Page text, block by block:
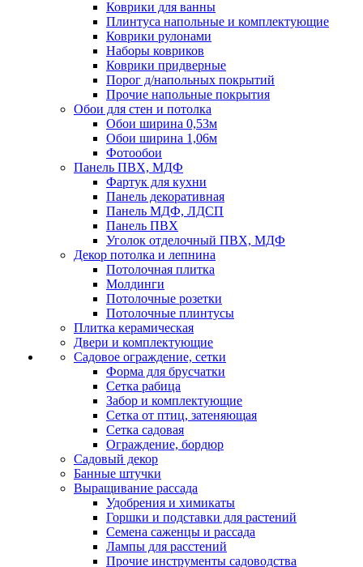
Коврики для ванны
Плинтуса напольные и комплектующие
Коврики рулонами
Наборы ковриков
Коврики придверные
Порог д/напольных покрытий
Прочие напольные покрытия
Обои для стен и потолка
Обои ширина 0,53м
Обои ширина 1,06м
Фотообои
Панель ПВХ, МДФ
Фартук для кухни
Панель декоративная
Панель МДФ, ЛДСП
Панель ПВХ
Уголок отделочный ПВХ, МДФ
Декор потолка и лепнина
Потолочная плитка
Молдинги
Потолочные розетки
Потолочные плинтусы
Плитка керамическая
Двери и комплектующие
Садовое ограждение, сетки
Форма для брусчатки
Сетка рабица
Забор и комплектующие
Сетка от птиц, затеняющая
Сетка садовая
Ограждение, бордюр
Садовый декор
Банные штучки
Выращивание рассада
Удобрения и химикаты
Горшки и подставки для растений
Семена саженцы и рассада
Лампы для расстений
Прочие инструменты садоводства